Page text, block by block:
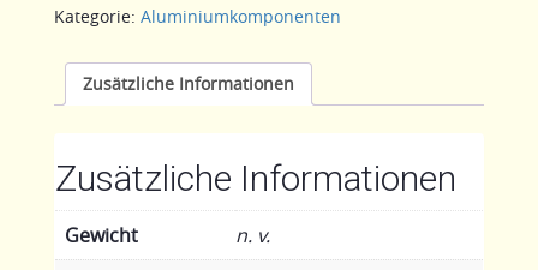
Seilwinde
Kategorie: Aluminiumkomponenten
Zusätzliche Informationen
Zusätzliche Informationen
Gewicht
n. v.